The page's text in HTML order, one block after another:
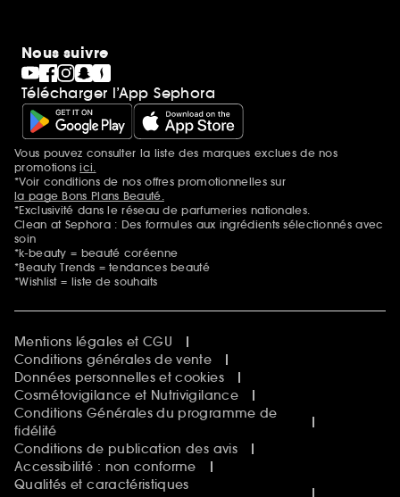
Nous suivre
Télécharger l’App Sephora
Mentions additionnelles
Vous pouvez consulter la liste des marques exclues de nos
promotionsici.
*Voir conditions de nos offres promotionnelles sur
la page Bons Plans Beauté.
*Exclusivité dans le réseau de parfumeries nationales.
Clean at Sephora : Des formules aux ingrédients sélectionnés avec
soin
*k-beauty = beauté coréenne
*Beauty Trends = tendances beauté
*Wishlist = liste de souhaits
Mentions légales et CGU
Conditions générales de vente
Données personnelles et cookies
Cosmétovigilance et Nutrivigilance
Conditions Générales du programme de
fidélité
Conditions de publication des avis
Accessibilité : non conforme
Qualités et caractéristiques